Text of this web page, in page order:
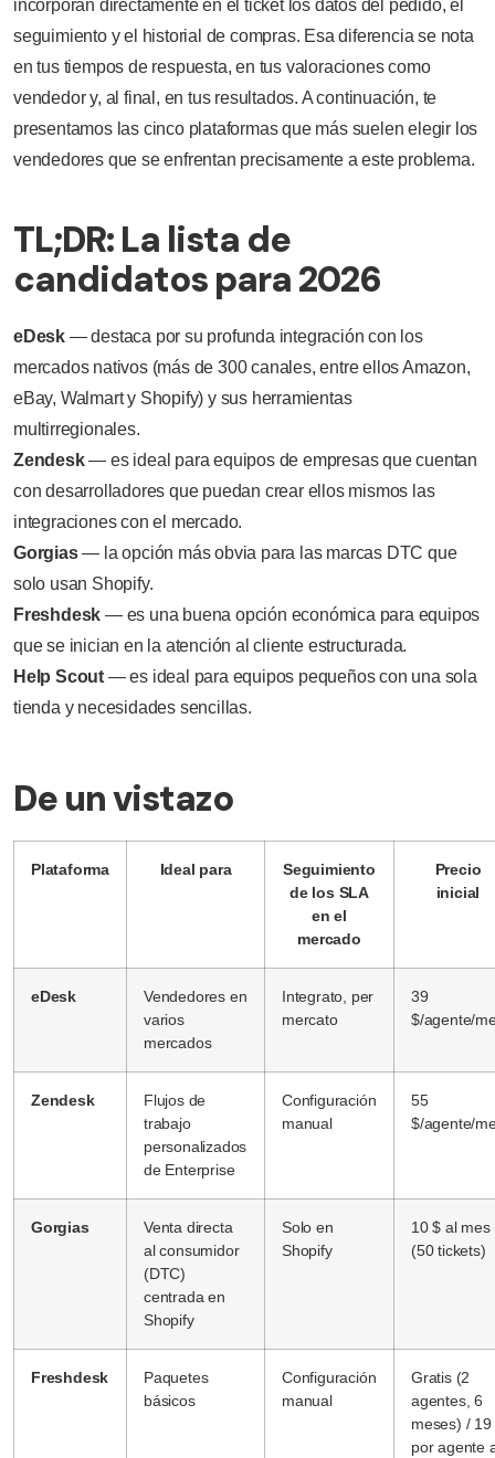
incorporan directamente en el ticket los datos del pedido, el
seguimiento y el historial de compras. Esa diferencia se nota
en tus tiempos de respuesta, en tus valoraciones como
vendedor y, al final, en tus resultados. A continuación, te
presentamos las cinco plataformas que más suelen elegir los
vendedores que se enfrentan precisamente a este problema.
TL;DR: La lista de
candidatos para 2026
eDesk — destaca por su profunda integración con los
mercados nativos (más de 300 canales, entre ellos Amazon,
eBay, Walmart y Shopify) y sus herramientas
multirregionales.
Zendesk— es ideal para equipos de empresas que cuentan
con desarrolladores que puedan crear ellos mismos las
integraciones con el mercado.
Gorgias— la opción más obvia para las marcas DTC que
solo usan Shopify.
Freshdesk — es una buena opción económica para equipos
que se inician en la atención al cliente estructurada.
Help Scout — es ideal para equipos pequeños con una sola
tienda y necesidades sencillas.
De un vistazo
Plataforma Ideal para
Seguimiento
de los SLA
en el
mercado
Precio
inicial
eDesk
Vendedores en
varios
mercados
Integrato, per
mercato
39
$/agente/
Zendesk
Flujos de
trabajo
personalizados
de Enterprise
Configuración
manual
55
$/agente/
Gorgias
Venta directa
al consumidor
(DTC)
centrada en
Shopify
Solo en
Shopify
10 $ al mes
(50 tickets)
Freshdesk
Paquetes
básicos
Configuración
manual
Gratis (2
agentes, 6
meses) / 19
por agente